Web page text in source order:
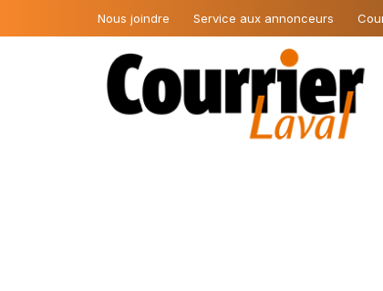
Nous joindre Service aux annonceurs